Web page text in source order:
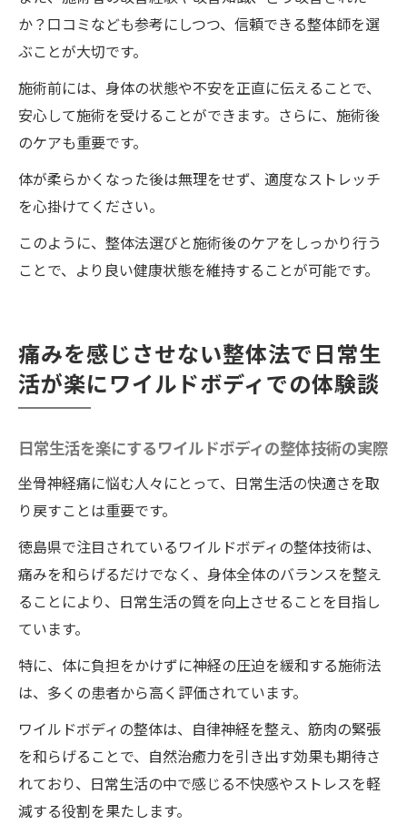
か？口コミなども参考にしつつ、信頼できる整体師を選
ぶことが大切です。
施術前には、身体の状態や不安を正直に伝えることで、
安心して施術を受けることができます。さらに、施術後
のケアも重要です。
体が柔らかくなった後は無理をせず、適度なストレッチ
を心掛けてください。
このように、整体法選びと施術後のケアをしっかり行う
ことで、より良い健康状態を維持することが可能です。
痛みを感じさせない整体法で日常生
活が楽にワイルドボディでの体験談
日常生活を楽にするワイルドボディの整体技術の実際
坐骨神経痛に悩む人々にとって、日常生活の快適さを取
り戻すことは重要です。
徳島県で注目されているワイルドボディの整体技術は、
痛みを和らげるだけでなく、身体全体のバランスを整え
ることにより、日常生活の質を向上させることを目指し
ています。
特に、体に負担をかけずに神経の圧迫を緩和する施術法
は、多くの患者から高く評価されています。
ワイルドボディの整体は、自律神経を整え、筋肉の緊張
を和らげることで、自然治癒力を引き出す効果も期待さ
れており、日常生活の中で感じる不快感やストレスを軽
減する役割を果たします。